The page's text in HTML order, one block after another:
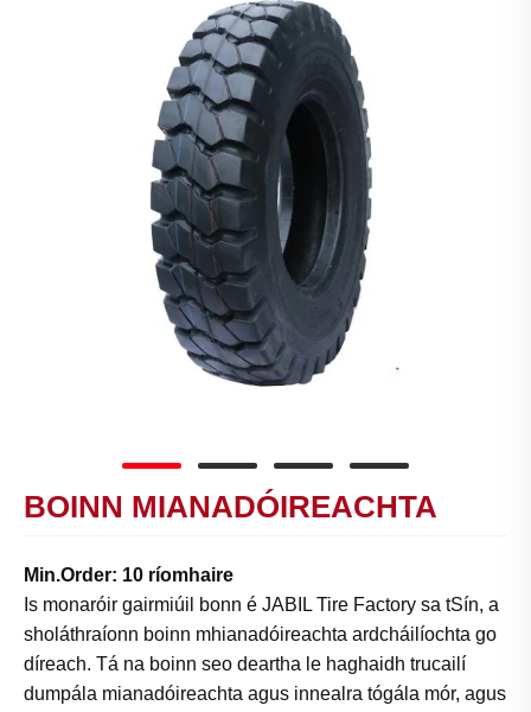
BOINN MIANADÓIREACHTA
Min.Order: 10 ríomhaire
Is monaróir gairmiúil bonn é JABIL Tire Factory sa tSín, a
sholáthraíonn boinn mhianadóireachta ardcháilíochta go
díreach. Tá na boinn seo deartha le haghaidh trucailí
dumpála mianadóireachta agus innealra tógála mór, agus